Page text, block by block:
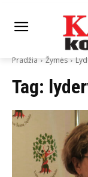
Pradžia Žymės
Tag: